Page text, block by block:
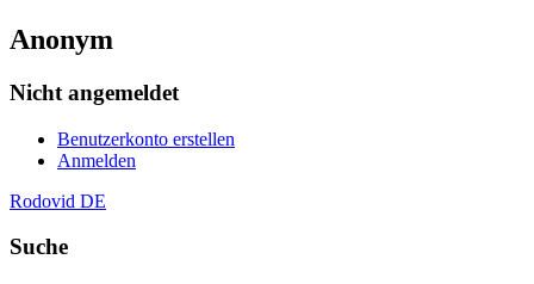
Anonym
Nicht angemeldet
Benutzerkonto erstellen
Anmelden
Rodovid DE
Suche